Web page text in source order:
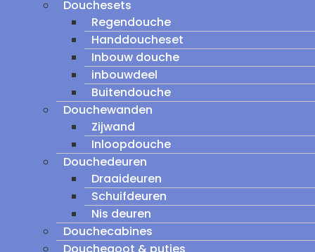
Douchesets
Regendouche
Handdoucheset
Inbouw douche
inbouwdeel
Buitendouche
Douchewanden
Zijwand
Inloopdouche
Douchedeuren
Draaideuren
Schuifdeuren
Nis deuren
Douchecabines
Douchegoot & putjes